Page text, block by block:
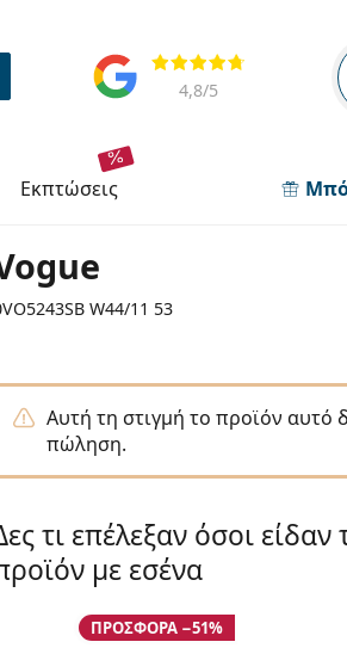
Αξιολογήσεις
4,8/5
εκπτώσεις
W44/11 53
Αυτή τη στιγμή το προϊόν αυτό
πώληση.
τι επέλεξαν όσοι είδαν
με εσένα
ΠΡΟΣΦΟΡΆ −51%